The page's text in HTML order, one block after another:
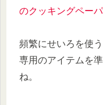
のクッキングペー
頻繁にせいろを使
専用のアイテムを
ね。